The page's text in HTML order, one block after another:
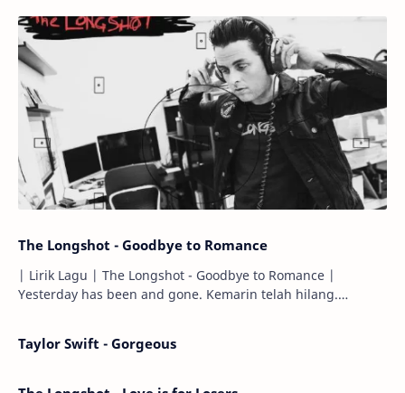
The Longshot - Goodbye to Romance
| Lirik Lagu | The Longshot - Goodbye to Romance |
Yesterday has been and gone. Kemarin telah hilang.
Taylor Swift - Gorgeous